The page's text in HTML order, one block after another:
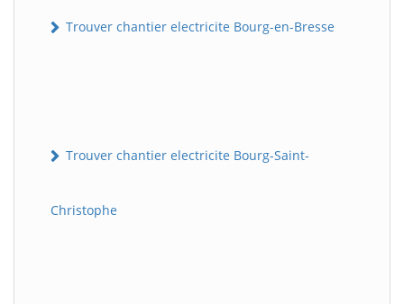
Trouver chantier electricite Bourg-en-Bresse
Trouver chantier electricite Bourg-Saint-
Christophe